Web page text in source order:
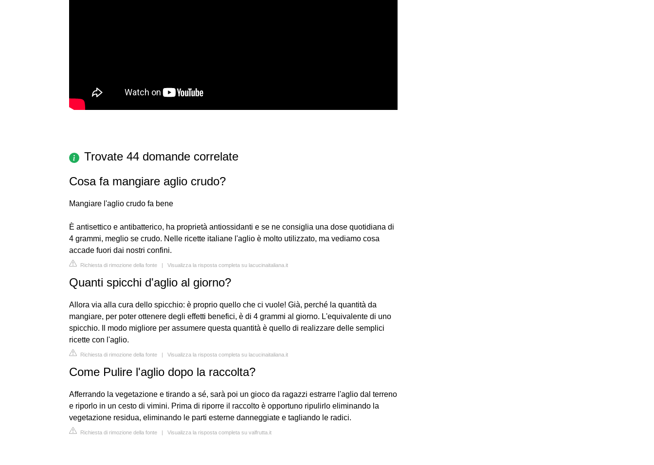
Trovate 44 domande correlate
Cosa fa mangiare aglio crudo?
Mangiare l'aglio crudo fa bene
È antisettico e antibatterico, ha proprietà antiossidanti e se ne consiglia una dose quotidiana di
4 grammi, meglio se crudo. Nelle ricette italiane l'aglio è molto utilizzato, ma vediamo cosa
accade fuori dai nostri confini.
Richiesta di rimozione della fonte | Visualizza la risposta completa su lacucinaitaliana.it
Quanti spicchi d'aglio al giorno?
Allora via alla cura dello spicchio: è proprio quello che ci vuole! Già, perché la quantità da
mangiare, per poter ottenere degli effetti benefici, è di 4 grammi al giorno. L'equivalente di uno
spicchio. Il modo migliore per assumere questa quantità è quello di realizzare delle semplici
ricette con l'aglio.
Richiesta di rimozione della fonte | Visualizza la risposta completa su lacucinaitaliana.it
Come Pulire l'aglio dopo la raccolta?
Afferrando la vegetazione e tirando a sé, sarà poi un gioco da ragazzi estrarre l'aglio dal terreno
e riporlo in un cesto di vimini. Prima di riporre il raccolto è opportuno ripulirlo eliminando la
vegetazione residua, eliminando le parti esterne danneggiate e tagliando le radici.
Richiesta di rimozione della fonte | Visualizza la risposta completa su valfrutta.it